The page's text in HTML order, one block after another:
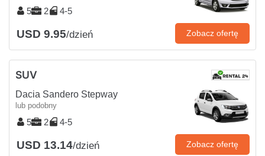
5 2 4-5
USD 9.95/dzień Zobacz ofertę
SUV
Dacia Sandero Stepway
lub podobny
5 2 4-5
USD 13.14/dzień Zobacz ofertę